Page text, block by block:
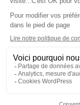
Les cookies
Gestion des cookies
Crédit